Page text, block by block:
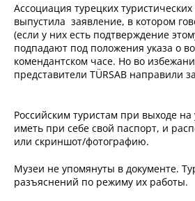
Ассоциация турецких туристических
выпустила заявление, в котором
(если у них есть подтверждение
подпадают под положения указа о
комендантском часе. Но во
представители TÜRSAB направили
Российским туристам при выходе
иметь при себе свой паспорт, и
или скриншот/фотографию.
Музеи не упомянуты в документе.
разъяснений по режиму их работы.